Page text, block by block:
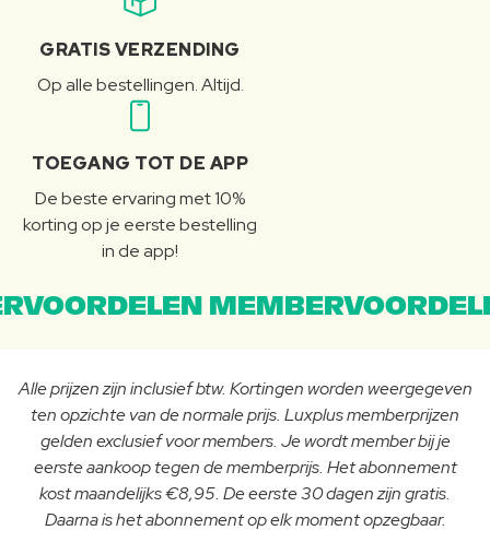
GRATIS VERZENDING
Op alle bestellingen. Altijd.
TOEGANG TOT DE APP
De beste ervaring met 10%
korting op je eerste bestelling
in de app!
Alle prijzen zijn inclusief btw. Kortingen worden weergegeven
ten opzichte van de normale prijs. Luxplus memberprijzen
gelden exclusief voor members. Je wordt member bij je
eerste aankoop tegen de memberprijs. Het abonnement
kost maandelijks €8,95. De eerste 30 dagen zijn gratis.
Daarna is het abonnement op elk moment opzegbaar.